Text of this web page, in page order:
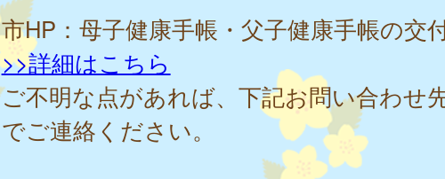
市HP：母子健康手帳・父子健康手帳の交
>>詳細はこちら
ご不明な点があれば、下記お問い合わせ
でご連絡ください。